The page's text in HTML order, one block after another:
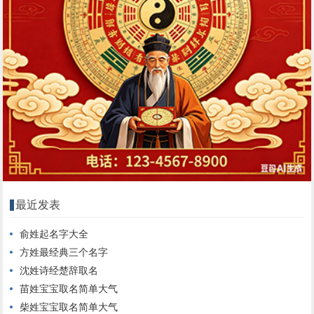
最近发表
俞姓起名字大全
方姓最经典三个名字
沈姓诗经楚辞取名
苗姓宝宝取名简单大气
柴姓宝宝取名简单大气